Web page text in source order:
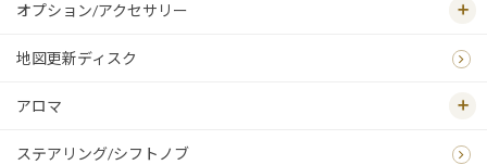
オプション/アクセサリー
地図更新ディスク
アロマ
ステアリング/シフトノブ